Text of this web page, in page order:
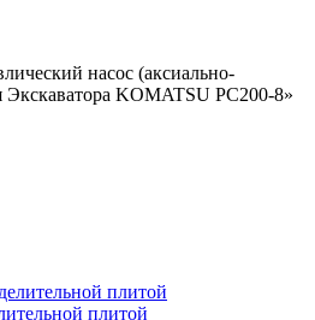
насос (аксиально-
KOMATSU PC200-8»
плитой